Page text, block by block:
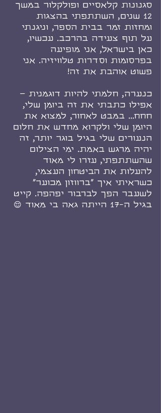
סגנונות קלאסיים ופולקלור במשך
12 שנים, השתתפתי בהצגות
ומחזות זמר בבית הספר, וניגנתי
על תוף צעידה בהרכב. עכשיו,
כאן בישראל, אני מופיעה
בפרסומות וסדרות טלוויזיה. אני
פשוט אוהבת את זה!
כנערה, חלמתי להיות דוגמנית –
אפילו כתבתי את זה ביומן שלי,
חחח... במבט לאחור, למצוא את
היומן שלי ולקרוא מחדש את חלום
הנעורים שלי בגיל בוגר יותר, זה
יהיה מרגש באמת. ימי הצילום
שהשתתפתי, עזרו לי מאוד
להעלות את הביטחון העצמי,
כשראיתי איך "ברווזון מכוער"
לשעבר הפך לברבור יפהפה. קייט
בגיל ה-17 הייתה גאה בי מאוד 😌